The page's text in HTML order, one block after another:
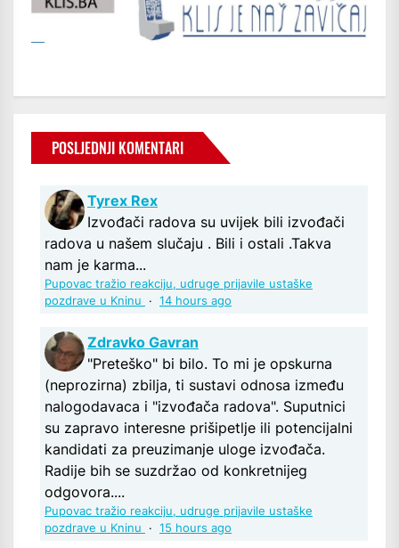
POSLJEDNJI KOMENTARI
Tyrex Rex
Izvođači radova su uvijek bili izvođači
radova u našem slučaju . Bili i ostali .Takva
nam je karma...
Pupovac tražio reakciju, udruge prijavile ustaške
pozdrave u Kninu
· 14 hours ago
Zdravko Gavran
"Preteško" bi bilo. To mi je opskurna
(neprozirna) zbilja, ti sustavi odnosa između
nalogodavaca i "izvođača radova". Suputnici
su zapravo interesne prišipetlje ili potencijalni
kandidati za preuzimanje uloge izvođača.
Radije bih se suzdržao od konkretnijeg
odgovora....
Pupovac tražio reakciju, udruge prijavile ustaške
pozdrave u Kninu
· 15 hours ago